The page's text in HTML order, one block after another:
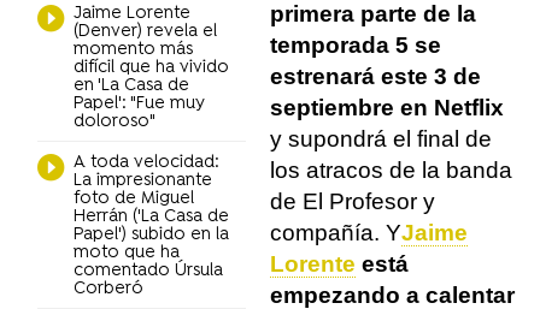
Jaime Lorente
(Denver) revela el
momento más
difícil que ha vivido
en 'La Casa de
Papel': "Fue muy
doloroso"
A toda velocidad:
La impresionante
foto de Miguel
Herrán ('La Casa de
Papel') subido en la
moto que ha
comentado Úrsula
Corberó
primera parte de la
temporada 5 se
estrenará este 3 de
septiembre en Netflix
y supondrá el final de
los atracos de la banda
de El Profesor y
compañía. YJaime
Lorente está
empezando a calentar